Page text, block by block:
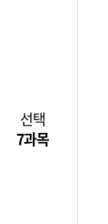
선택
7과목